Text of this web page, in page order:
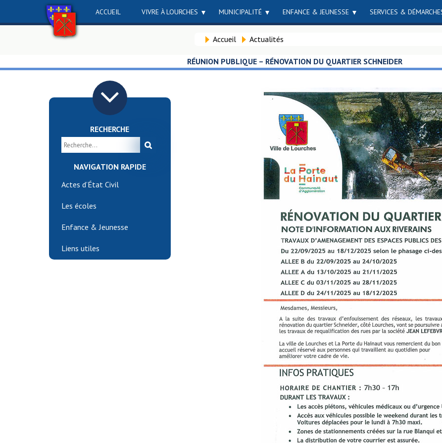
ACCUEIL VIVRE À LOURCHES MUNICIPALITÉ ENFANCE & JEUNESSE SERVICES &
Accueil Actualités
RÉUNION PUBLIQUE – RÉNOVATION DU QUARTIER SCHNEIDER
RECHERCHE
NAVIGATION RAPIDE
Actes d’État Civil
Les écoles
Enfance & Jeunesse
Liens utiles